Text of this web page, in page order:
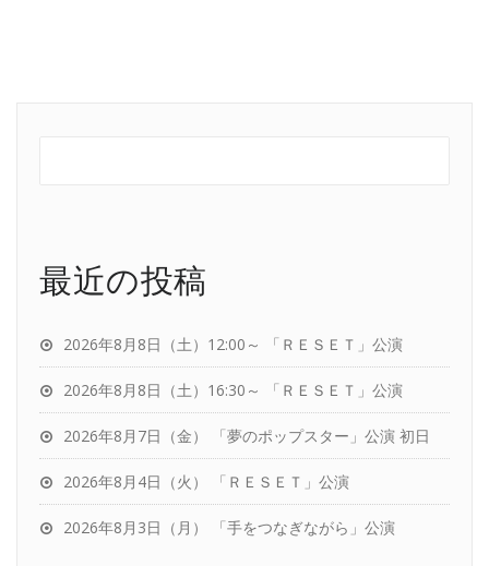
最近の投稿
2026年8月8日（土）12:00～ 「ＲＥＳＥＴ」公演
2026年8月8日（土）16:30～ 「ＲＥＳＥＴ」公演
2026年8月7日（金） 「夢のポップスター」公演 初日
2026年8月4日（火） 「ＲＥＳＥＴ」公演
2026年8月3日（月） 「手をつなぎながら」公演